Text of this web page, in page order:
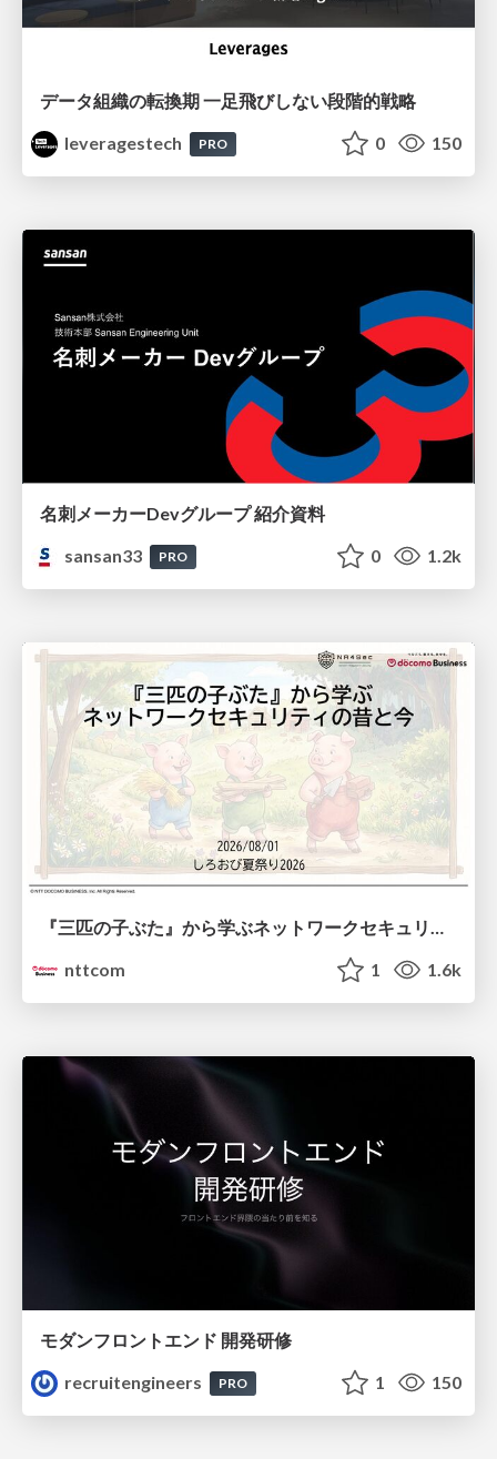
データ組織の転換期 一足飛びしない段階的戦略
leveragestech
PRO 0 150
名刺メーカーDevグループ 紹介資料
sansan33
PRO 0 1.2k
nttcom
1 1.6k
モダンフロントエンド 開発研修
recruitengineers
PRO 1 150